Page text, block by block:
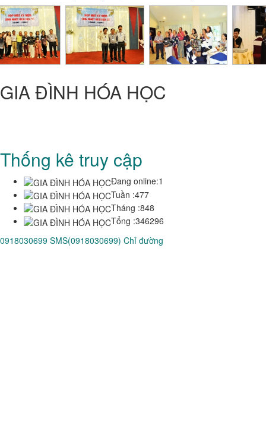
GIA ĐÌNH HÓA HỌC
Thống kê truy cập
Đang online:1
Tuần :477
Tháng :848
Tổng :346296
0918030699 SMS(0918030699) Chỉ đường